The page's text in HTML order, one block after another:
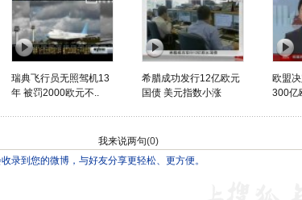
瑞典飞行员无照驾机13
年 被罚2000欧元不..
希腊成功发行12亿欧元
国债 美元指数小涨
欧盟
300亿
我来说两句(0)